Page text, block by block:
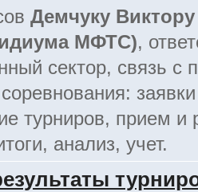
Демчуку
МФТС),
сектор, связь с
турниров, прием и
анализ, учет.